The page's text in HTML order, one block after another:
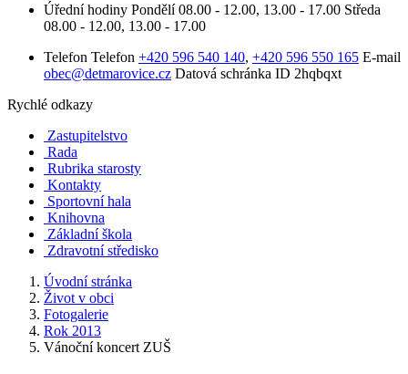
Úřední hodiny Pondělí 08.00 - 12.00, 13.00 - 17.00 Středa
08.00 - 12.00, 13.00 - 17.00
Telefon Telefon +420 596 540 140, +420 596 550 165 E-mail
obec@detmarovice.cz Datová schránka ID 2hqbqxt
Rychlé odkazy
Zastupitelstvo
Rada
Rubrika starosty
Kontakty
Sportovní hala
Knihovna
Základní škola
Zdravotní středisko
Úvodní stránka
Život v obci
Fotogalerie
Rok 2013
Vánoční koncert ZUŠ